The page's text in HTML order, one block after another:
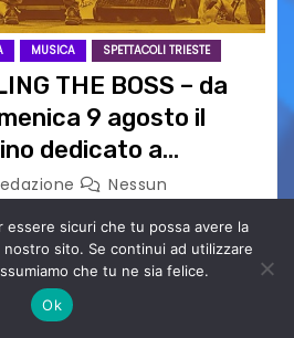
MUSICA SPETTACOLI TRIESTE
THE BOSS – da
9 agosto il
dedicato a
Nessun
BOSS 2026
Dal 6 al 9 agosto 2026
SAN GIUSTO,
essere sicuri che tu possa avere la
sito. Se continui ad utilizzare
che tu ne sia felice.
Ok